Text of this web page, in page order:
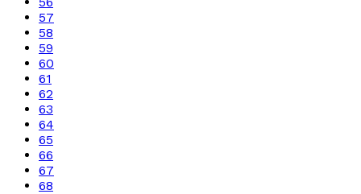
57
58
59
60
61
62
63
64
65
66
67
68